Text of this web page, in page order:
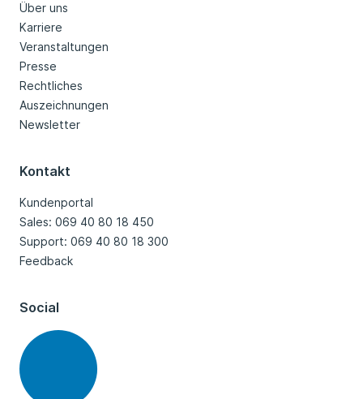
Über uns
Karriere
Veranstaltungen
Presse
Rechtliches
Auszeichnungen
Newsletter
Kontakt
Kundenportal
Sales: 069 40 80 18 450
Support: 069 40 80 18 300
Feedback
Social